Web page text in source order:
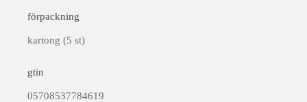
förpackning
kartong (5 st)
gtin
05708537784619